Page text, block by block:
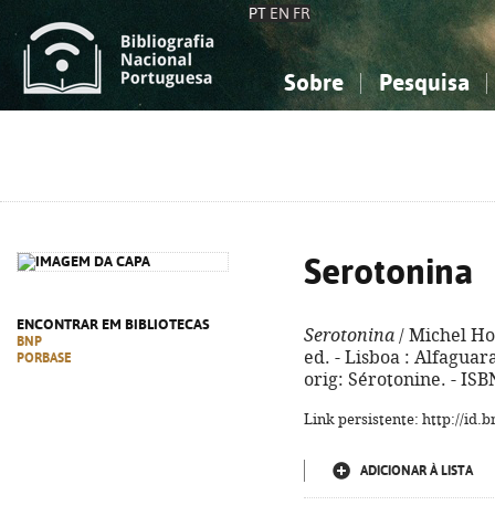
PT EN FR
Sobre Pesquisa
ENCONTRAR EM BIBLIOTECAS
BNP
PORBASE
Serotonina
Serotonina / Michel
ed. - Lisboa :
orig: Sérotonine. -
Link persistente: http://
ADICIONAR À LISTA